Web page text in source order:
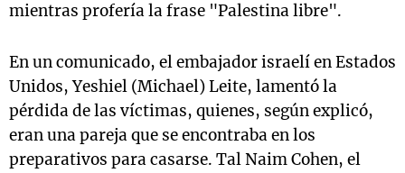
mientras profería la frase "Palestina libre".
En un comunicado, el embajador israelí en Estados
Unidos, Yeshiel (Michael) Leite, lamentó la
pérdida de las víctimas, quienes, según explicó,
eran una pareja que se encontraba en los
preparativos para casarse. Tal Naim Cohen, el